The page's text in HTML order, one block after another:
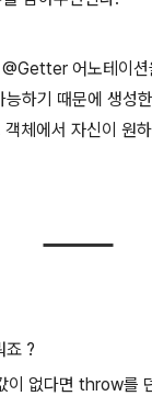
어노테이션
하기 때문에 생성
체에서 자신이 원
죠 ?
이 없다면 throw를